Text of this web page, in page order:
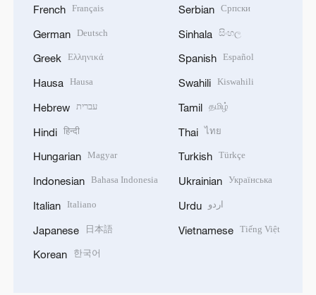
French Français
German Deutsch
Greek Ελληνικά
Hausa Hausa
Hebrew עברית
Hindi हिन्दी
Hungarian Magyar
Indonesian Bahasa Indonesia
Italian Italiano
Japanese 日本語
Korean 한국어
Serbian Српски
Sinhala සිංහල
Spanish Español
Swahili Kiswahili
Tamil தமிழ்
Thai ไทย
Turkish Türkçe
Ukrainian Українська
Urdu اردو
Vietnamese Tiếng Việt